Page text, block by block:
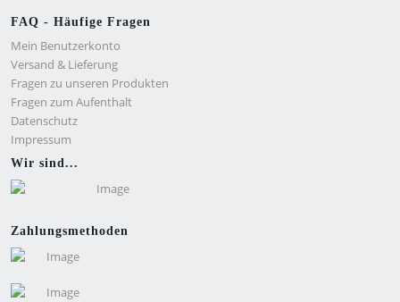
FAQ - Häufige Fragen
Mein Benutzerkonto
Versand & Lieferung
Fragen zu unseren Produkten
Fragen zum Aufenthalt
Datenschutz
Impressum
Wir sind...
Zahlungsmethoden